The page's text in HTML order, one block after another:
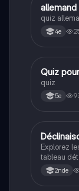
AAllemand
allemand
quiz
4e
QAllemand
Quiz
quiz
5e
Allemand
Explorez
tableau
accusatif,
neutre et
2nde